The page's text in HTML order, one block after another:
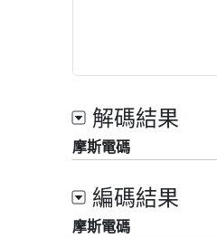
解碼結果
摩斯電碼
編碼結果
摩斯電碼